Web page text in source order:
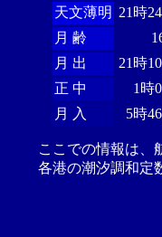
天文薄明 21時
月 齢
月 出
21時
正 中
1時
月 入
5時
ここでの情報は、
各港の潮汐調和定